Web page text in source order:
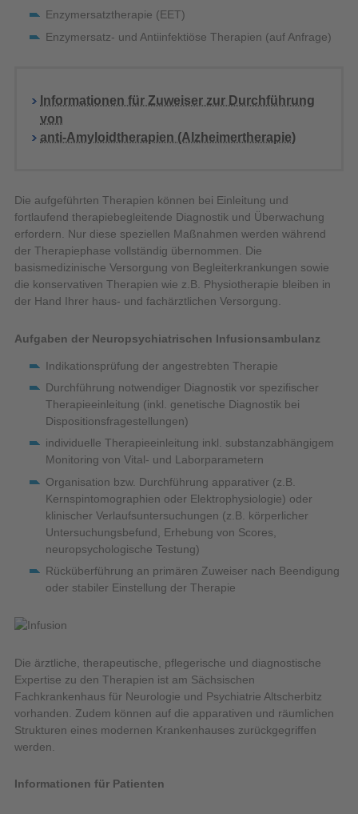
Enzymersatztherapie (EET)
Enzymersatz- und Antiinfektiöse Therapien (auf Anfrage)
Informationen für Zuweiser zur Durchführung
von
anti-Amyloidtherapien (Alzheimertherapie)
Die aufgeführten Therapien können bei Einleitung und
fortlaufend therapiebegleitende Diagnostik und Überwachung
erfordern. Nur diese speziellen Maßnahmen werden während
der Therapiephase vollständig übernommen. Die
basismedizinische Versorgung von Begleiterkrankungen sowie
die konservativen Therapien wie z.B. Physiotherapie bleiben in
der Hand Ihrer haus- und fachärztlichen Versorgung.
Aufgaben der Neuropsychiatrischen Infusionsambulanz
Indikationsprüfung der angestrebten Therapie
Durchführung notwendiger Diagnostik vor spezifischer
Therapieeinleitung (inkl. genetische Diagnostik bei
Dispositionsfragestellungen)
individuelle Therapieeinleitung inkl. substanzabhängigem
Monitoring von Vital- und Laborparametern
Organisation bzw. Durchführung apparativer (z.B.
Kernspintomographien oder Elektrophysiologie) oder
klinischer Verlaufsuntersuchungen (z.B. körperlicher
Untersuchungsbefund, Erhebung von Scores,
neuropsychologische Testung)
Rücküberführung an primären Zuweiser nach Beendigung
oder stabiler Einstellung der Therapie
Die ärztliche, therapeutische, pflegerische und diagnostische
Expertise zu den Therapien ist am Sächsischen
Fachkrankenhaus für Neurologie und Psychiatrie Altscherbitz
vorhanden. Zudem können auf die apparativen und räumlichen
Strukturen eines modernen Krankenhauses zurückgegriffen
werden.
Informationen für Patienten